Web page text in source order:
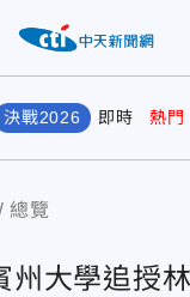
決戰2026 即時 熱門
總覽
州大學追授